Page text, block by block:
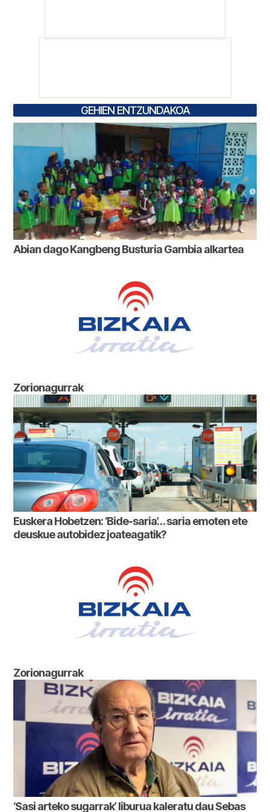
GEHIEN ENTZUNDAKOA
Abian dago Kangbeng Busturia Gambia alkartea
Zorionagurrak
Euskera Hobetzen: ‘Bide-saria’… saria emoten ete
deuskue autobidez joateagatik?
Zorionagurrak
‘Sasi arteko sugarrak’ liburua kaleratu dau Sebas